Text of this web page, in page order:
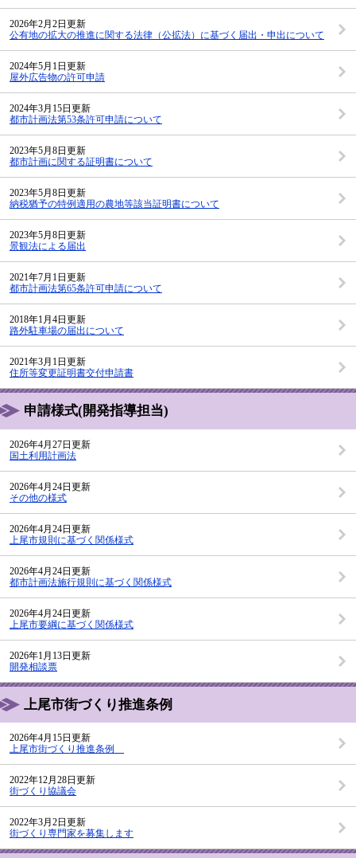
2026年2月2日更新
公有地の拡大の推進に関する法律（公拡法）に基づく届出・申出について
2024年5月1日更新
屋外広告物の許可申請
2024年3月15日更新
都市計画法第53条許可申請について
2023年5月8日更新
都市計画に関する証明書について
2023年5月8日更新
納税猶予の特例適用の農地等該当証明書について
2023年5月8日更新
景観法による届出
2021年7月1日更新
都市計画法第65条許可申請について
2018年1月4日更新
路外駐車場の届出について
2021年3月1日更新
住所等変更証明書交付申請書
申請様式(開発指導担当)
2026年4月27日更新
国土利用計画法
2026年4月24日更新
その他の様式
2026年4月24日更新
上尾市規則に基づく関係様式
2026年4月24日更新
都市計画法施行規則に基づく関係様式
2026年4月24日更新
上尾市要綱に基づく関係様式
2026年1月13日更新
開発相談票
上尾市街づくり推進条例
2026年4月15日更新
上尾市街づくり推進条例
2022年12月28日更新
街づくり協議会
2022年3月2日更新
街づくり専門家を募集します